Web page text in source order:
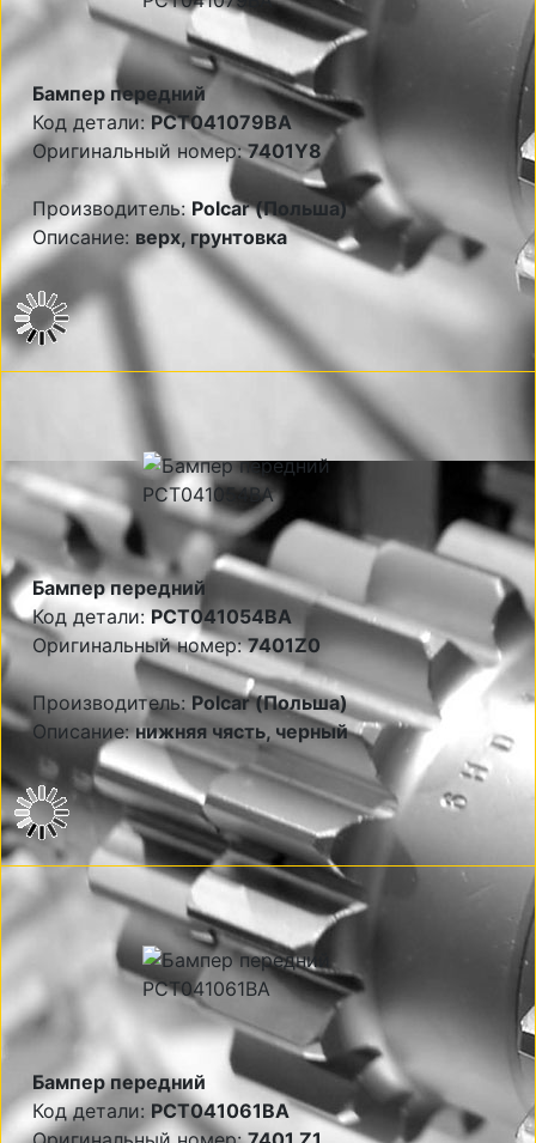
Бампер передний
Код детали: PCT041079BA
Оригинальный номер:7401Y8
Производитель:Polcar (Польша)
Описание: верх, грунтовка
Бампер передний
Код детали:PCT041054BA
Оригинальный номер:7401Z0
Производитель: Polcar (Польша)
Описание:нижняя чясть, черный
Бампер передний
Код детали: PCT041061BA